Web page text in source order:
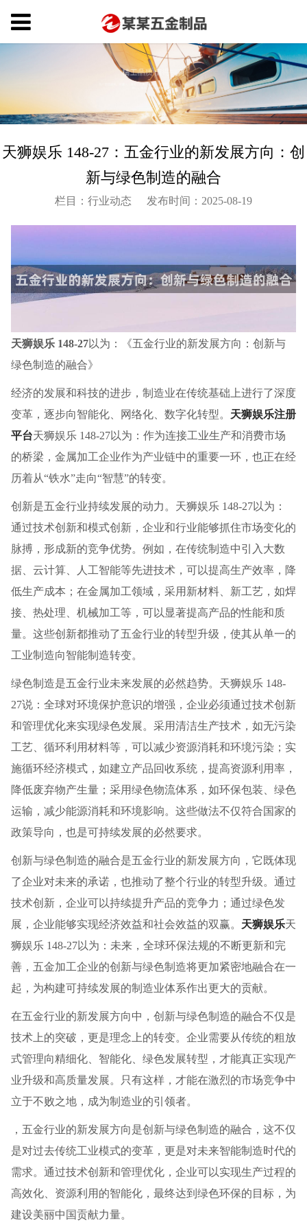
天狮娱乐 148-27：五金行业的新发展方向：创
新与绿色制造的融合
栏目：行业动态 发布时间：2025-08-19
天狮娱乐 148-27以为：《五金行业的新发展方向：创新与
绿色制造的融合》
经济的发展和科技的进步，制造业在传统基础上进行了深度
变革，逐步向智能化、网络化、数字化转型。 天狮娱乐注册
平台天狮娱乐 148-27以为：作为连接工业生产和消费市场
的桥梁，金属加工企业作为产业链中的重要一环，也正在经
历着从“铁水”走向“智慧”的转变。
创新是五金行业持续发展的动力。天狮娱乐 148-27以为：
通过技术创新和模式创新，企业和行业能够抓住市场变化的
脉搏，形成新的竞争优势。例如，在传统制造中引入大数
据、云计算、人工智能等先进技术，可以提高生产效率，降
低生产成本；在金属加工领域，采用新材料、新工艺，如焊
接、热处理、机械加工等，可以显著提高产品的性能和质
量。这些创新都推动了五金行业的转型升级，使其从单一的
工业制造向智能制造转变。
绿色制造是五金行业未来发展的必然趋势。天狮娱乐 148-
27说：全球对环境保护意识的增强，企业必须通过技术创新
和管理优化来实现绿色发展。采用清洁生产技术，如无污染
工艺、循环利用材料等，可以减少资源消耗和环境污染；实
施循环经济模式，如建立产品回收系统，提高资源利用率，
降低废弃物产生量；采用绿色物流体系，如环保包装、绿色
运输，减少能源消耗和环境影响。这些做法不仅符合国家的
政策导向，也是可持续发展的必然要求。
创新与绿色制造的融合是五金行业的新发展方向，它既体现
了企业对未来的承诺，也推动了整个行业的转型升级。通过
技术创新，企业可以持续提升产品的竞争力；通过绿色发
展，企业能够实现经济效益和社会效益的双赢。 天狮娱乐天
狮娱乐 148-27以为：未来，全球环保法规的不断更新和完
善，五金加工企业的创新与绿色制造将更加紧密地融合在一
起，为构建可持续发展的制造业体系作出更大的贡献。
在五金行业的新发展方向中，创新与绿色制造的融合不仅是
技术上的突破，更是理念上的转变。企业需要从传统的粗放
式管理向精细化、智能化、绿色发展转型，才能真正实现产
业升级和高质量发展。只有这样，才能在激烈的市场竞争中
立于不败之地，成为制造业的引领者。
，五金行业的新发展方向是创新与绿色制造的融合，这不仅
是对过去传统工业模式的变革，更是对未来智能制造时代的
需求。通过技术创新和管理优化，企业可以实现生产过程的
高效化、资源利用的智能化，最终达到绿色环保的目标，为
建设美丽中国贡献力量。